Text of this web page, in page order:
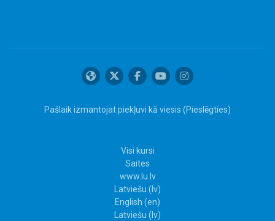
Pašlaik izmantojat piekļuvi kā viesis (Pieslēgties)
Visi kursi
Saites
www.lu.lv
Latviešu ‎(lv)‎
English ‎(en)‎
Latviešu ‎(lv)‎